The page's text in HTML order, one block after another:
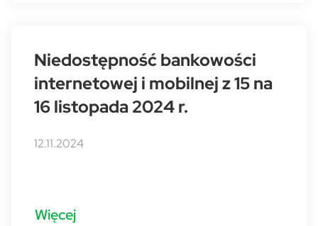
Niedostępność bankowości
internetowej i mobilnej z 15 na
16 listopada 2024 r.
12.11.2024
Więcej